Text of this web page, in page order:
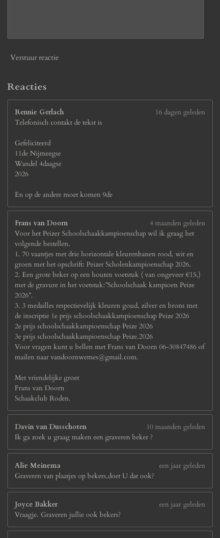
e
Verstuur reactie
Reacties
Rennie Gerlach
16 dagen geleden
Telefonisch contakt de tekst is
Gefeliciteerd
11de Nijmeegse
Wandel 4daagse
2026
En op de andere moet komen 9de
Frans van Doorn
4 maanden geleden
Voor het Peizer Schoolschaakkampioenschap wil ik graag het
volgende bestellen.
1. 70 vaantjes met drie horizontale kleurenbanen rood, wit en
groen met het opschrift: Peizer Scholenkampioenschap 2026.
2. Een grote beker op een houten voetstuk ( van ongeveer €15,)
met de gravure in het voetstuk:”Schoolschaak kampioen Peize
2026”.
3. 3 medailles respectievelijk kleuren goud, zilver en brons met
de inscriptie 1e prijs schoolschaakkampioenschap Peize 2026
2e prijs schoolschaakkampioenschap Peize 2026
3e prijs schoolschaakkampioenschap Peize.2026
Voor vragen kunt u bellen met Frans van Doorn 06-30847486 of
mailen naar vandoornwemes@gmail.com.
Met vriendelijke groet
Frans van Doorn
Schaakclub Roden.
Davin van Dusschoten
10 maanden geleden
Ik ga zoek u graag maken een graveren beker ?
Alie Meinema
een jaar geleden
Graveren van plaatjes op bekers,doet U dat ook?
Joyce Bakker
een jaar geleden
Vraagje. Graveren jullie ook bekers?